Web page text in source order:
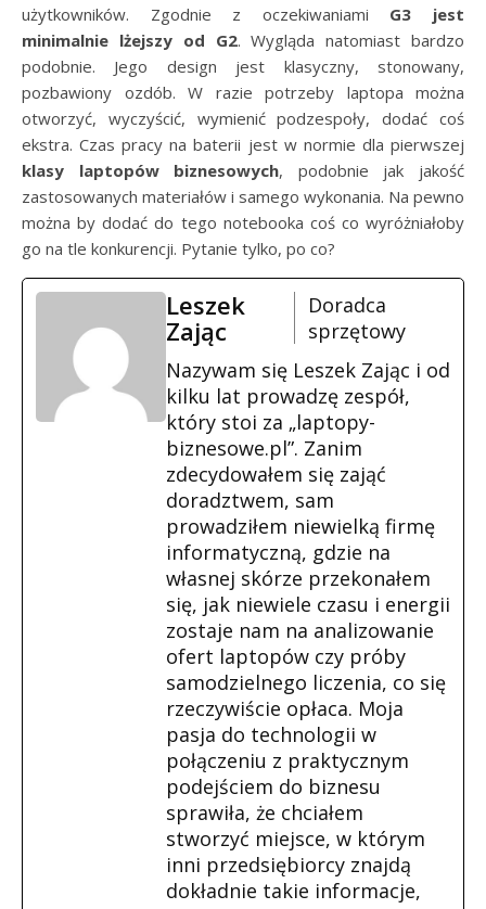
użytkowników. Zgodnie z oczekiwaniami G3 jest
minimalnie lżejszy od G2. Wygląda natomiast bardzo
podobnie. Jego design jest klasyczny, stonowany,
pozbawiony ozdób. W razie potrzeby laptopa można
otworzyć, wyczyścić, wymienić podzespoły, dodać coś
ekstra. Czas pracy na baterii jest w normie dla pierwszej
klasy laptopów biznesowych, podobnie jak jakość
zastosowanych materiałów i samego wykonania. Na pewno
można by dodać do tego notebooka coś co wyróżniałoby
go na tle konkurencji. Pytanie tylko, po co?
Leszek
Zając
Doradca
sprzętowy
Nazywam się Leszek Zając i od
kilku lat prowadzę zespół,
który stoi za „laptopy-
biznesowe.pl”. Zanim
zdecydowałem się zająć
doradztwem, sam
prowadziłem niewielką firmę
informatyczną, gdzie na
własnej skórze przekonałem
się, jak niewiele czasu i energii
zostaje nam na analizowanie
ofert laptopów czy próby
samodzielnego liczenia, co się
rzeczywiście opłaca. Moja
pasja do technologii w
połączeniu z praktycznym
podejściem do biznesu
sprawiła, że chciałem
stworzyć miejsce, w którym
inni przedsiębiorcy znajdą
dokładnie takie informacje,